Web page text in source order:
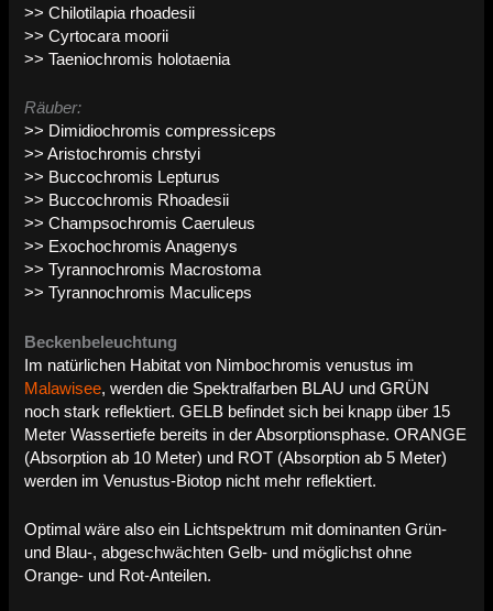
>> Chilotilapia rhoadesii
>> Cyrtocara moorii
>> Taeniochromis holotaenia
Räuber:
>> Dimidiochromis compressiceps
>> Aristochromis chrstyi
>> Buccochromis Lepturus
>> Buccochromis Rhoadesii
>> Champsochromis Caeruleus
>> Exochochromis Anagenys
>> Tyrannochromis Macrostoma
>> Tyrannochromis Maculiceps
Beckenbeleuchtung
Im natürlichen Habitat von Nimbochromis venustus im
Malawisee, werden die Spektralfarben BLAU und GRÜN
noch stark reflektiert. GELB befindet sich bei knapp über 15
Meter Wassertiefe bereits in der Absorptionsphase. ORANGE
(Absorption ab 10 Meter) und ROT (Absorption ab 5 Meter)
werden im Venustus-Biotop nicht mehr reflektiert.
Optimal wäre also ein Lichtspektrum mit dominanten Grün-
und Blau-, abgeschwächten Gelb- und möglichst ohne
Orange- und Rot-Anteilen.